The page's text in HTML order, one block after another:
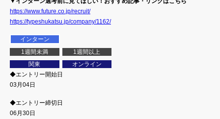
https://www.future.co.jp/recruit/
https://typeshukatsu.jp/company/1162/
インターン
1週間未満
1週間以上
関東
オンライン
◆エントリー開始日
03月04日
◆エントリー締切日
06月30日